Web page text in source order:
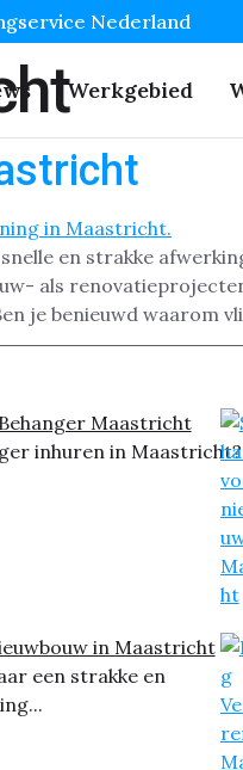
Nederland
Werkgebied
en strakke
als
je benieuwd waarom
Maastricht
inhuren in Maastricht?
in Maastricht
een strakke en